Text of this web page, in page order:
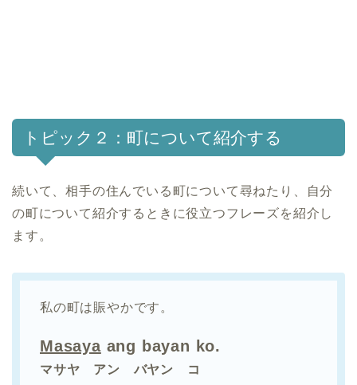
トピック２：町について紹介する
続いて、相手の住んでいる町について尋ねたり、自分
の町について紹介するときに役立つフレーズを紹介し
ます。
私の町は賑やかです。
Masayaang bayan ko.
マサヤ アン バヤン コ